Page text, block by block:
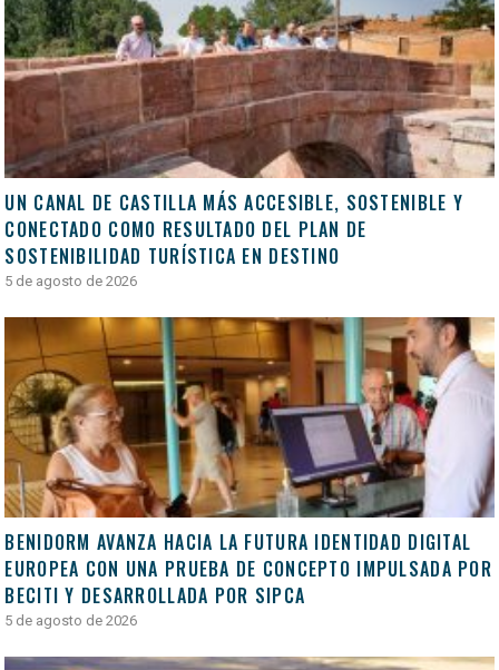
UN CANAL DE CASTILLA MÁS ACCESIBLE, SOSTENIBLE Y
CONECTADO COMO RESULTADO DEL PLAN DE
SOSTENIBILIDAD TURÍSTICA EN DESTINO
5 de agosto de 2026
BENIDORM AVANZA HACIA LA FUTURA IDENTIDAD DIGITAL
EUROPEA CON UNA PRUEBA DE CONCEPTO IMPULSADA POR
BECITI Y DESARROLLADA POR SIPCA
5 de agosto de 2026